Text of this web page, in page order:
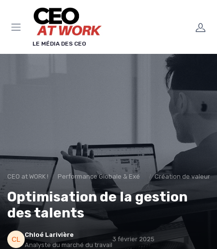
LE MÉDIA DES CEO
CEO at WORK ! Performance Globale & Exécution Création de valeur
Optimisation de la gestion
des talents
Chloé Larivière
Analyste du marché du travail
3 février 2025
Panneau de gestion des cookies